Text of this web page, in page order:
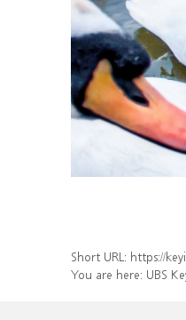
Short URL: https://
You are here: UBS